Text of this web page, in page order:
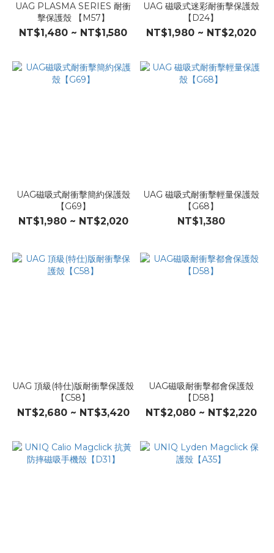
UAG PLASMA SERIES 耐衝
擊保護殼 【M57】
NT$1,480 ~ NT$1,580
UAG 磁吸式迷彩耐衝擊保護殼
【D24】
NT$1,980 ~ NT$2,020
UAG磁吸式耐衝擊簡約保護殼
【G69】
NT$1,980 ~ NT$2,020
UAG 磁吸式耐衝擊輕量保護殼
【G68】
NT$1,380
UAG 頂級(特仕)版耐衝擊保護殼
【C58】
NT$2,680 ~ NT$3,420
UAG磁吸耐衝擊都會保護殼
【D58】
NT$2,080 ~ NT$2,220